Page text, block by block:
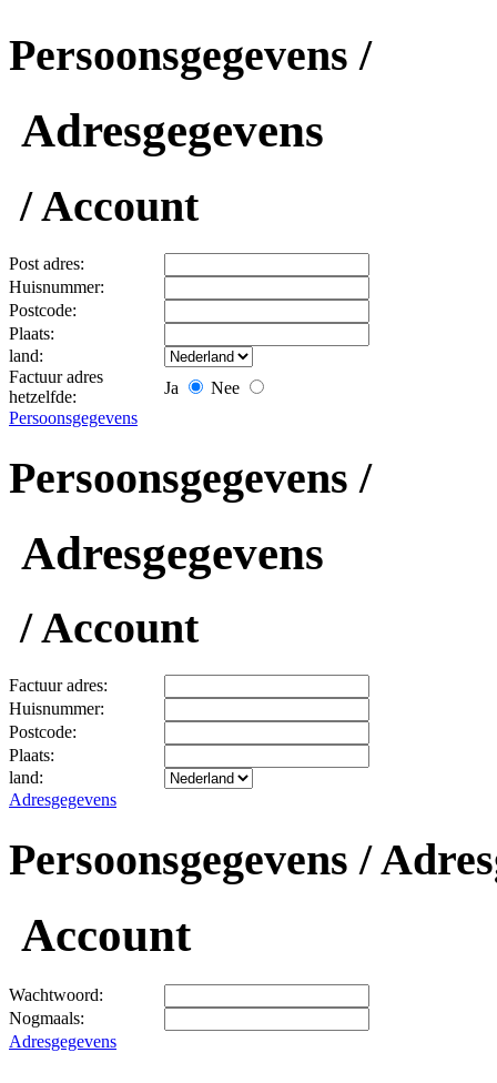
Persoonsgegevens /
Adresgegevens
/ Account
Post adres:
Huisnummer:
Postcode:
Plaats:
land:
Factuur adres
hetzelfde:
Ja
Nee
Persoonsgegevens
Persoonsgegevens /
Adresgegevens
/ Account
Factuur adres:
Huisnummer:
Postcode:
Plaats:
land:
Adresgegevens
Persoonsgegevens /
Account
Wachtwoord:
Nogmaals:
Adresgegevens